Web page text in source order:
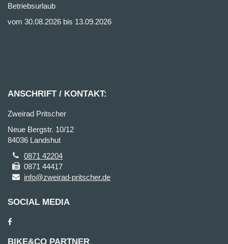
Betriebsurlaub
vom 30.08.2026 bis 13.09.2026
ANSCHRIFT / KONTAKT:
Zweirad Pritscher
Neue Bergstr. 10/12
84036 Landshut
0871 42204
0871 44417
info@zweirad-pritscher.de
SOCIAL MEDIA
BIKE&CO PARTNER